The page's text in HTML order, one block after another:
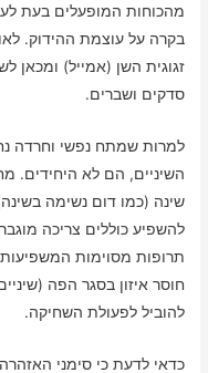
מהכוחות המופעלים בעת
בקרה על עוצמת ההידוק.
זגוגית השן (אמייל) ומכאן
סדקים ושברים.
למרות שמתח נפשי וחרדה
השיניים, הם לא היחידים.
שינה (כמו דום נשימה
להשפיע כוללים צריכה
תרופות מסוימות
חוסר איזון בסגר הפה
להוביל לפעולת השחיקה.
כדאי לדעת כי סימני